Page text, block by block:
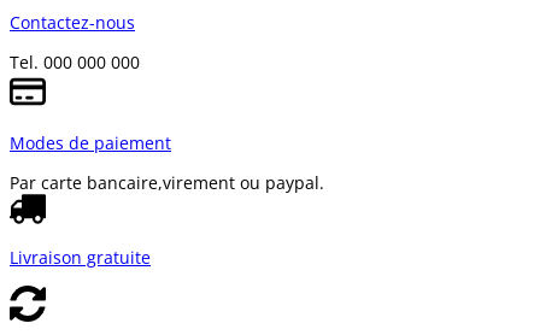
Contactez-nous
Tel. 000 000 000
Modes de paiement
Par carte bancaire,virement ou paypal.
Livraison gratuite